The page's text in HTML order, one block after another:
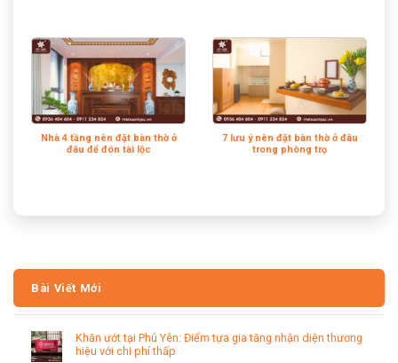
Nhà 4 tầng nên đặt bàn thờ ở
đâu để đón tài lộc
7 lưu ý nên đặt bàn thờ ở đâu
trong phòng trọ
Bài Viết Mới
Khăn ướt tại Phú Yên: Điểm tựa gia tăng nhận diện thương
hiệu với chi phí thấp